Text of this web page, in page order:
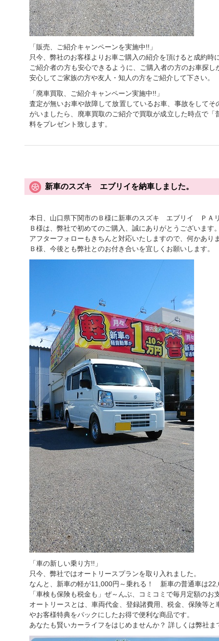
「販売、ご紹介キャンペーンを実施中!!」
只今、弊社のお客様よりお車ご購入の紹介を頂けると成約
ご紹介者の方も安心できるように、ご購入者の方のお車探
安心してご家族の方や友人・知人の方をご紹介して下さい。
「廃車買取、ご紹介キャンペーン実施中!!」
査定が無いお車や故障して放置しているお車、事故をして
がいましたら、廃車買取のご紹介で買取が成立した時点で
料をプレゼント致します。
新車のスズキ エブリイを納車しました。
本日、山口県下関市のＢ様に新車のスズキ エブリイ ＰＡ
Ｂ様は、弊社で初めてのご購入、誠にありがとうございます
アフターフォローもきちんと対応いたしますので、何かあり
Ｂ様、今後とも弊社とのお付き合いを宜しくお願いします。
「車の新しい乗り方!!」
只今、弊社ではオートリースプランを取り入れました。
なんと、新車の軽が11,000円～乗れる！ 新車の普通車は
「車検も保険も税金も」ぜ～んぶ、コミコミで毎月定額の
オートリースとは、車両代金、登録諸費用、税金、保険等
やお客様特典をパックにしたお得で便利な商品です。
あなたも賢いカーライフをはじめませんか？ 詳しくは弊社